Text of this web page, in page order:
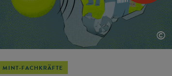
©
MINT-FACHKRÄFTE